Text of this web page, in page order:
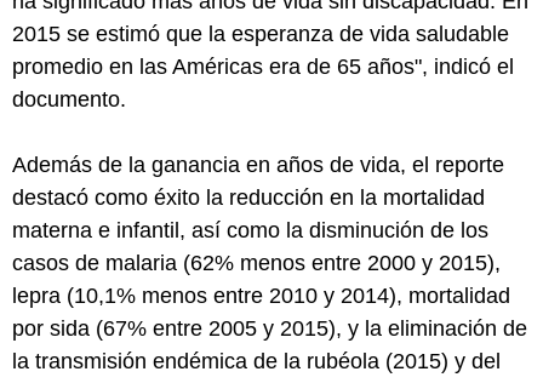
2015 se estimó que la esperanza de vida saludable
promedio en las Américas era de 65 años", indicó el
documento.
Además de la ganancia en años de vida, el reporte
destacó como éxito la reducción en la mortalidad
materna e infantil, así como la disminución de los
casos de malaria (62% menos entre 2000 y 2015),
lepra (10,1% menos entre 2010 y 2014), mortalidad
por sida (67% entre 2005 y 2015), y la eliminación de
la transmisión endémica de la rubéola (2015) y del